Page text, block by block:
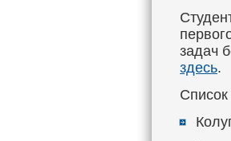
задач
здесь.